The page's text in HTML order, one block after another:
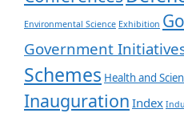
Environmental Science Exhibition
Government
Schemes Health and
Inauguration Index